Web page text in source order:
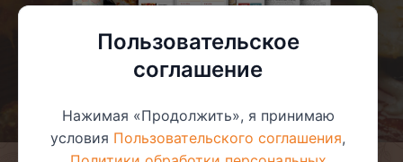
Пользовательское
соглашение
Нажимая «Продолжить», я принимаю
условия Пользовательского соглашения,